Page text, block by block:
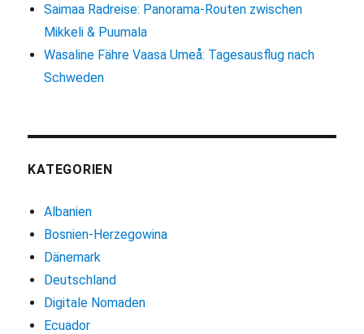
Saimaa Radreise: Panorama-Routen zwischen
Mikkeli & Puumala
Wasaline Fähre Vaasa Umeå: Tagesausflug nach
Schweden
KATEGORIEN
Albanien
Bosnien-Herzegowina
Dänemark
Deutschland
Digitale Nomaden
Ecuador